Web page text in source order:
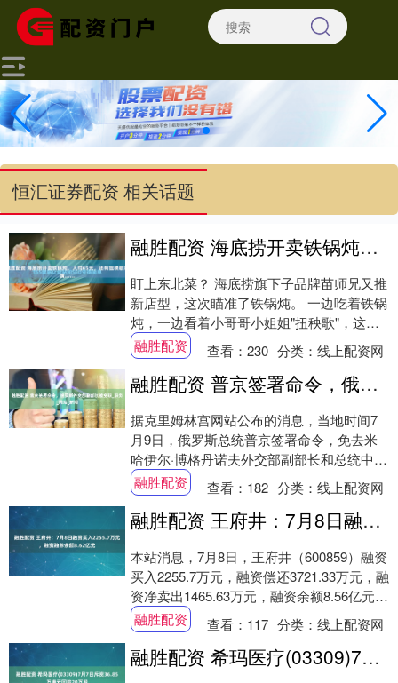
恒汇证券配资 相关话题
融胜配资 海底捞开卖铁锅炖，人均65元，还有扭秧歌表演......
盯上东北菜？ 海底捞旗下子品牌苗师兄又推
新店型，这次瞄准了铁锅炖。 一边吃着铁锅
炖，一边看着小哥哥小姐姐"扭秧歌"，这看
似新奇的一幕，正出现在餐饮店里。 最
近，....
融胜配资 查看：230 分类：线上配资网
融胜配资 普京签署命令，俄罗斯外交部副部长被免职_职务_网站_新闻
据克里姆林宫网站公布的消息，当地时间7
月9日，俄罗斯总统普京签署命令，免去米
哈伊尔·博格丹诺夫外交部副部长和总统中东
和非洲国家事务特别代表的职务。 来源：央
视新....
融胜配资 查看： 182 分类：线上配资网
融胜配资 王府井：7月8日融资买入2255.7万元，融资融券余额8.62亿元
本站消息，7月8日，王府井（600859）融资
买入2255.7万元，融资偿还3721.33万元，融
资净卖出1465.63万元，融资余额8.56亿元。
融券方面，....
融胜配资 查看： 117 分类：线上配资网
融胜配资 希玛医疗(03309)7月7日斥资36.85万港元回购20万股